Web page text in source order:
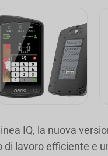
IQ, la nuova
di lavoro efficiente e